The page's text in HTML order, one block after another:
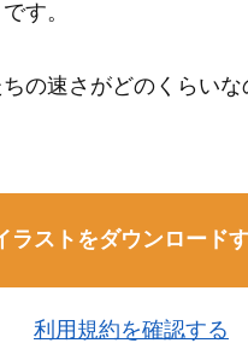
す。
の速さがどのくらい
ラストをダウンロード
利用規約を確認する